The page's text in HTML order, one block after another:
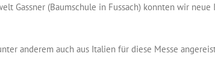
Gassner (Baumschule in Fussach) konnten wir
anderem auch aus Italien für diese Messe